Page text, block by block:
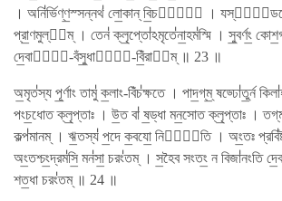
। অনি॑র্ভিণ্ণ॒স্সন্নথ॑ লো॒কান্ বি॒চষ্টে᳚ ।
প্রা॒ণমুল্ব᳚ম্ । তেন॑ ক্লৃ॒প্তো॑ঽমৃতে॑না॒হম॑স্মি । সু॒বর্ণং॒
দে॒বানাং᳚-বঁসু॒ধানীং᳚-বিঁ॒রাজ᳚ম্ ॥ 23 ॥
অ॒মৃত॑স্য পূ॒র্ণাং তামু॑ ক॒লাং-বিঁচ॑ক্ষতে । পাদ॒গ্​ম্॒ ষড্ঢো॑তু॒র্ন
পংচ॒ধোত ক্লৃ॒প্তাঃ । উ॒ত বা॑ ষ॒ড্ধা মন॒সোত ক্লৃ॒প্তাঃ । তগ্​ম্
কল্প॑মানম্ । ঋ॒তস্য॑ প॒দে ক॒বযো॒ নিপাং᳚তি । অং॒তঃ
অং॒তশ্চং॒দ্রম॑সি॒ মন॑সা॒ চরং॑তম্ । স॒হৈব সংতং॒ ন বিজা॑নংতি
শত॒ধা চরং॑তম্ ॥ 24 ॥